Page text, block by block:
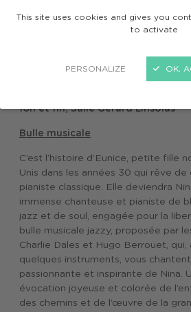
This site uses cookies and gives you
to activate
PERSONALIZE OK,
Charlie Dales et Hugo Berrouet
10h et 11h, Salle Gérard Linsolas
Bulle musicale
C’est l’histoire d’Eunice, petite fille
Unis dans les années 30 qui rêve
pianiste classique. Elle deviendra
immense chanteuse et pianiste de
jazz et de soul, engagée pour la
bulle musicale jazzy, proposée par
Charlie Dales et Hugo Berrouet,
quelques instruments, vous chantent
passionnante et inspirante de Nina.
évocation joyeuse et colorée de
des chemins et de l’œuvre de la